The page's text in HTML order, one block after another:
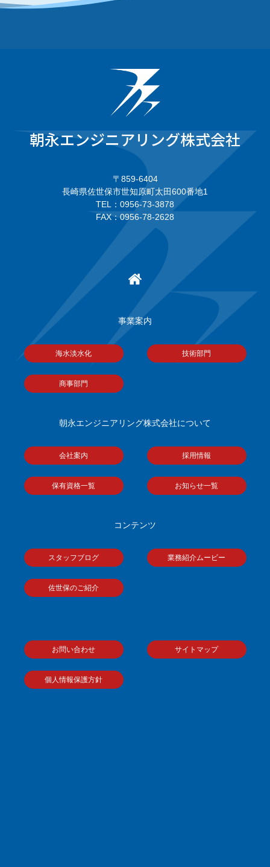
朝永エンジニアリング株式会社
〒859-6404
長崎県佐世保市世知原町太田600番地1
TEL：0956-73-3878
FAX：0956-78-2628
事業案内
海水淡水化 技術部門
商事部門
朝永エンジニアリング株式会社について
会社案内 採用情報
保有資格一覧 お知らせ一覧
コンテンツ
スタッフブログ 業務紹介ムービー
佐世保のご紹介
お問い合わせ サイトマップ
個人情報保護方針